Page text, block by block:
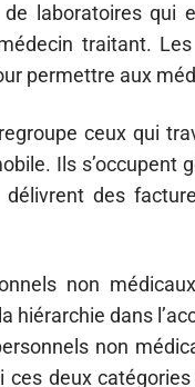
laboratoires qui
traitant.
permettre aux
ceux qui
Ils
délivrent des
non
hiérarchie dans
non
ces deux